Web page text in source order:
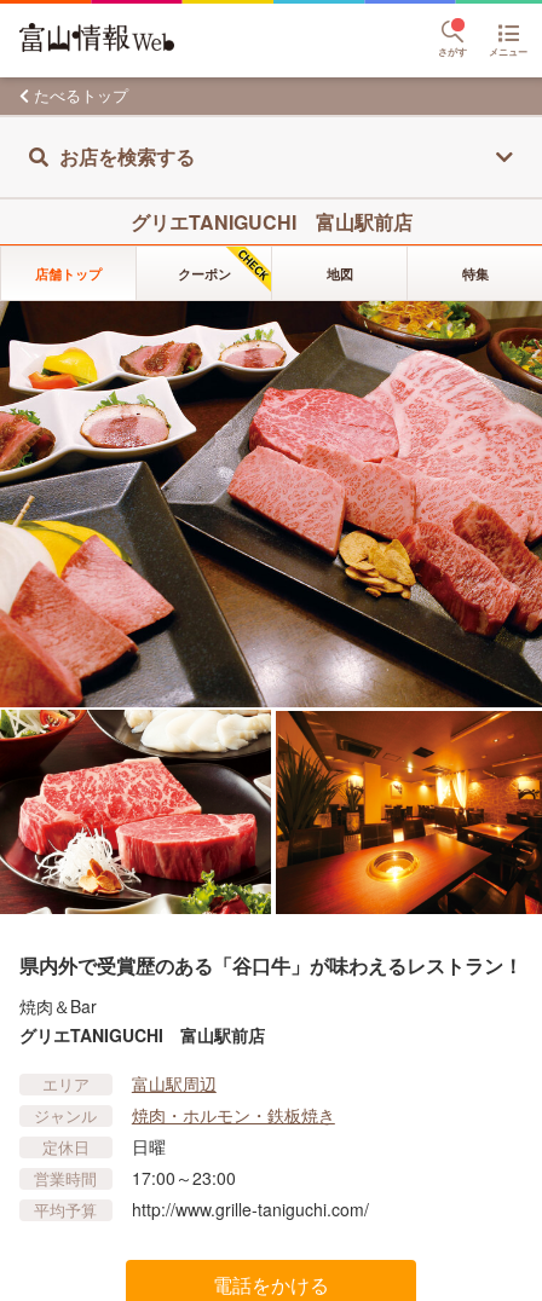
さがす メニュー
たべるトップ
お店を検索する
グリエTANIGUCHI 富山駅前店
店舗トップ クーポン 地図 特集
県内外で受賞歴のある「谷口牛」が味わえるレストラン！
焼肉＆Bar
グリエTANIGUCHI 富山駅前店
エリア 富山駅周辺
ジャンル 焼肉・ホルモン・鉄板焼き
定休日 日曜
営業時間 17:00～23:00
平均予算 http://www.grille-taniguchi.com/
電話をかける